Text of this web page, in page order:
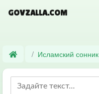
GOVZALLA.COM
Исламский сонник